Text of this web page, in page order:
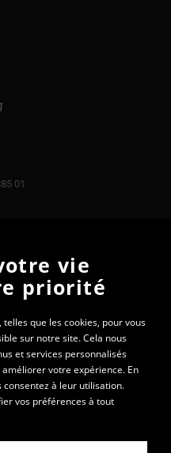
01
vie
priorité
que les cookies, pour vous
sur notre site. Cela nous
et services personnalisés
votre expérience. En
à leur utilisation.
vos préférences à tout